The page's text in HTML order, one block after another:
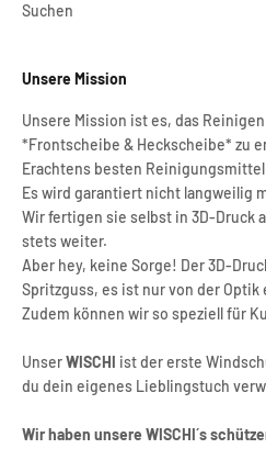
Suchen
Unsere Mission
Unsere Mission ist es, das
*Frontscheibe & Heckscheibe* zu
Erachtens besten
Es wird garantiert nicht langweilig
Wir fertigen sie selbst in 3D-Druck
stets weiter.
Aber hey, keine Sorge! Der 3D-
Spritzguss, es ist nur von der Optik
Zudem können wir so speziell für
UnserWISCHI ist der erste
du dein eigenes Lieblingstuch
Wir haben unsere WISCHI´s